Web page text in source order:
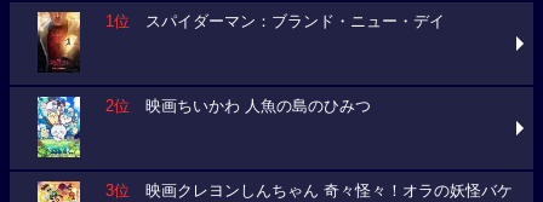
1位 スパイダーマン：ブランド・ニュー・デイ
2位 映画ちいかわ 人魚の島のひみつ
3位 映画クレヨンしんちゃん 奇々怪々！オラの妖怪バケ